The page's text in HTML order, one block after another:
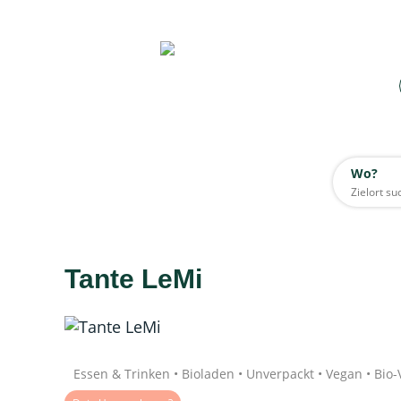
Wo?
Wo?
Tante LeMi
Essen & Trinken • Bioladen • Unverpackt • Vegan •